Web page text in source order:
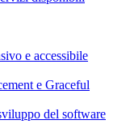
e accessibile
e Graceful
del software